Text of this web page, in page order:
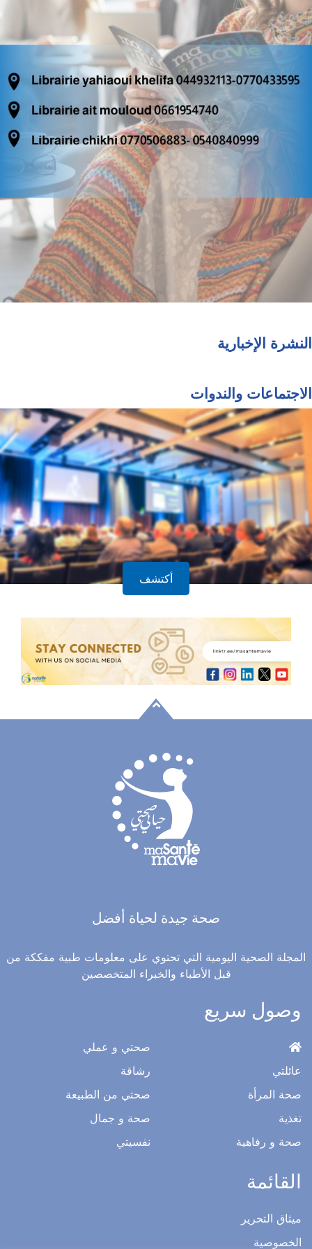
النشرة الإخبارية
الاجتماعات والندوات
أكتشف
صحة جيدة لحياة أفضل
المجلة الصحية اليومية التي تحتوي على معلومات طبية مفككة من
قبل الأطباء والخبراء المتخصصين
وصول سريع
عائلتي
صحة المرأة
تغذية
صحة و رفاهية
صحتي و عملي
رشاقة
صحتي من الطبيعة
صحة و جمال
نفسيتي
القائمة
ميثاق التحرير
الخصوصية